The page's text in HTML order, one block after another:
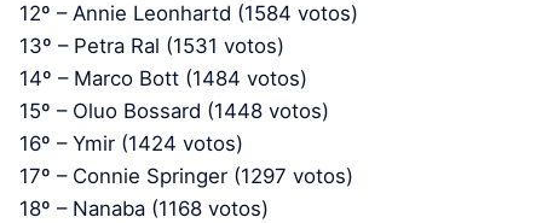
12º – Annie Leonhartd (1584 votos)
13º – Petra Ral (1531 votos)
14º – Marco Bott (1484 votos)
15º – Oluo Bossard (1448 votos)
16º – Ymir (1424 votos)
17º – Connie Springer (1297 votos)
18º – Nanaba (1168 votos)